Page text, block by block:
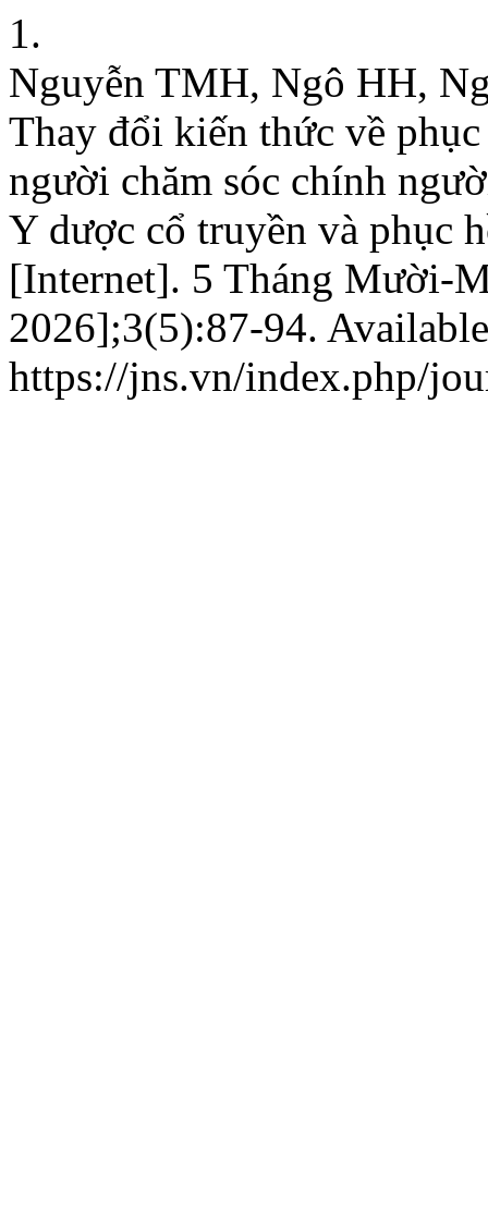
1.
Nguyễn TMH, Ngô HH,
Thay đổi kiến thức về
người chăm sóc chính
Y dược cổ truyền và phục
[Internet]. 5 Tháng Mười-
2026];3(5):87-94.
https://jns.vn/index.php/